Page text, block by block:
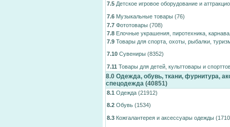
7.5 Детское игровое оборудование и
7.6 Музыкальные товары (76)
7.7 Фототовары (708)
7.8 Елочные украшения, пиротехника,
7.9 Товары для спорта, охоты, рыбалки,
7.10 Сувениры (8352)
7.11 Товары для детей, культтовары и
8.0 Одежда, обувь, ткани, фурнитура,
спецодежда (40851)
8.1 Одежда (21912)
8.2 Обувь (1534)
8.3 Кожгалантерея и аксессуары одежды